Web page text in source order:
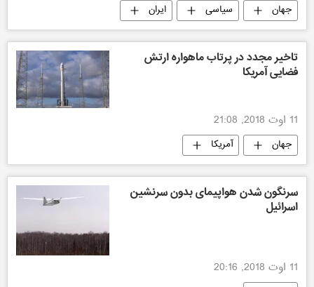
جهان سیاسی ایران
تاخیر مجدد در پرتاب ماهواره ارتش
فضایی آمریکا
11 اوت 2018, 21:08
جهان آمریکا
سرنگون شدن هواپیمای بدون سرنشین
اسرائیل
11 اوت 2018, 20:16